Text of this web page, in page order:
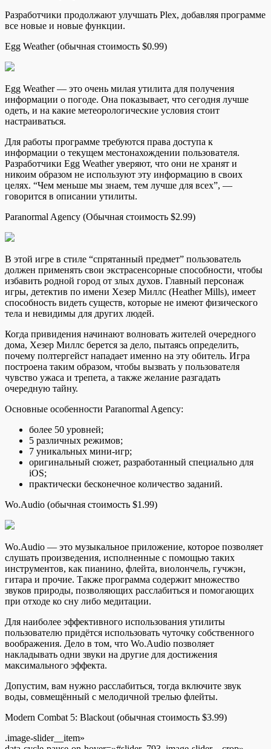
Разработчики продолжают улучшать Plex, добавляя программе
все новые и новые функции.
Egg Weather (обычная стоимость $0.99)
Egg Weather — это очень милая утилита для получения
информации о погоде. Она показывает, что сегодня лучше
одеть, и на какие метеорологические условия стоит
настраиваться.
Для работы программе требуются права доступа к
информации о текущем местонахождении пользователя.
Разработчики Egg Weather уверяют, что они не хранят и
никоим образом не используют эту информацию в своих
целях. “Чем меньше мы знаем, тем лучше для всех”, —
говорится в описании утилиты.
Paranormal Agency (Обычная стоимость $2.99)
В этой игре в стиле “спрятанный предмет” пользователь
должен применять свои экстрасенсорные способности, чтобы
избавить родной город от злых духов. Главный персонаж
игры, детектив по имени Хезер Миллс (Heather Mills), имеет
способность видеть существ, которые не имеют физического
тела и невидимы для других людей.
Когда привидения начинают волновать жителей очередного
дома, Хезер Миллс берется за дело, пытаясь определить,
почему полтергейст нападает именно на эту обитель. Игра
построена таким образом, чтобы вызвать у пользователя
чувство ужаса и трепета, а также желание разгадать
очередную тайну.
Основные особенности Paranormal Agency:
более 50 уровней;
5 различных режимов;
7 уникальных мини-игр;
оригинальный сюжет, разработанный специально для
iOS;
практически бесконечное количество заданий.
Wo.Audio (обычная стоимость $1.99)
Wo.Audio — это музыкальное приложение, которое позволяет
слушать произведения, исполненные с помощью таких
инструментов, как пианино, флейта, виолончель, гучжэн,
гитара и прочие. Также программа содержит множество
звуков природы, позволяющих расслабиться и помогающих
при отходе ко сну либо медитации.
Для наиболее эффективного использования утилиты
пользователю придётся использовать чуточку собственного
воображения. Дело в том, что Wo.Audio позволяет
накладывать одни звуки на другие для достижения
максимального эффекта.
Допустим, вам нужно расслабиться, тогда включите звук
воды, совмещённый с мелодичной трелью флейты.
Modern Combat 5: Blackout (обычная стоимость $3.99)
.image-slider__item»